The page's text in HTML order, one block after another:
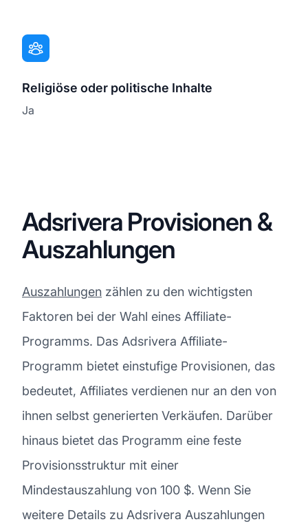
Religiöse oder politische Inhalte
Ja
Adsrivera Provisionen &
Auszahlungen
Auszahlungen zählen zu den wichtigsten
Faktoren bei der Wahl eines Affiliate-
Programms. Das Adsrivera Affiliate-
Programm bietet einstufige Provisionen, das
bedeutet, Affiliates verdienen nur an den von
ihnen selbst generierten Verkäufen. Darüber
hinaus bietet das Programm eine feste
Provisionsstruktur mit einer
Mindestauszahlung von 100 $. Wenn Sie
weitere Details zu Adsrivera Auszahlungen